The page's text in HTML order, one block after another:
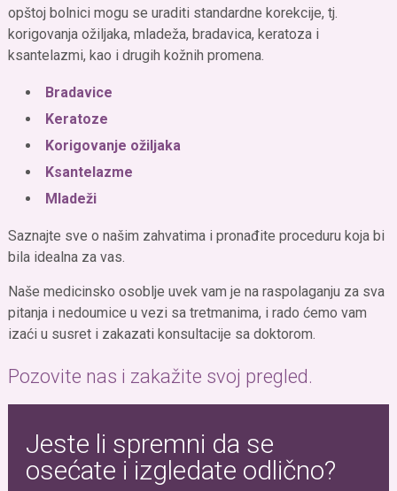
opštoj bolnici mogu se uraditi standardne korekcije, tj.
korigovanja ožiljaka, mladeža, bradavica, keratoza i
ksantelazmi, kao i drugih kožnih promena.
Bradavice
Keratoze
Korigovanje ožiljaka
Ksantelazme
Mladeži
Saznajte sve o našim zahvatima i pronađite proceduru koja bi
bila idealna za vas.
Naše medicinsko osoblje uvek vam je na raspolaganju za sva
pitanja i nedoumice u vezi sa tretmanima, i rado ćemo vam
izaći u susret i zakazati konsultacije sa doktorom.
Pozovite nas i zakažite svoj pregled.
Jeste li spremni da se
osećate i izgledate odlično?